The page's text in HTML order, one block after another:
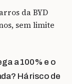
da BYD
sem limite
a 100% e o
Há risco de